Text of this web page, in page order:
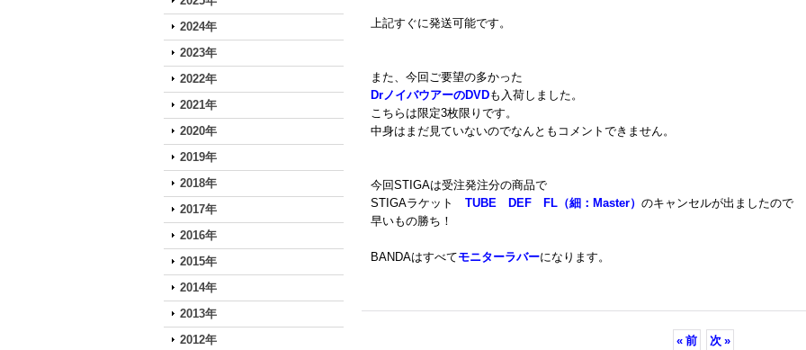
2024年
2023年
2022年
2021年
2020年
2019年
2018年
2017年
2016年
2015年
2014年
2013年
2012年
上記すぐに発送可能です。
また、今回ご要望の多かった
DrノイバウアーのDVDも入荷しました。
こちらは限定3枚限りです。
中身はまだ見ていないのでなんともコメントできません。
今回STIGAは受注発注分の商品で
STIGAラケット TUBE DEF FL（細：Master） のキャンセルが出ましたので
早いもの勝ち！
BANDAはすべてモニターラバーになります。
« 前 次 »